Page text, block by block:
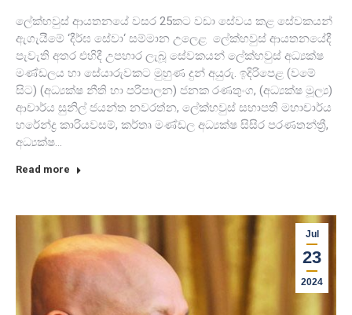
ලේක්හවුස් ආයතනයේ වසර 25කට වඩා සේවය කළ සේවකයන්
ඇගැයීමේ ‘දීර්ඝ සේවා‘ සම්මාන උලෙළ ලේක්හවුස් ආයතනයේදී
පැවැති අතර එහිදී උපහාර ලැබූ සේවකයන් ලේක්හවුස් අධ්‍යක්ෂ
මණ්ඩලය හා සේයාරුවකට මුහුණ දුන් අයුරු. ඉදිරිපෙළ (වමේ
සිට) (අධ්‍යක්ෂ නීති හා පරිපාලන) ජනක රණතුංග, (අධ්‍යක්ෂ මූල්‍ය)
ආචාර්ය සුනිල් ජයන්ත නවරත්න, ලේක්හවුස් සභාපති මහාචාර්ය
හරේන්ද්‍ර කාරියවසම්, කර්තෘ මණ්ඩල අධ්‍යක්ෂ සිසිර පරණතන්ත්‍රී,
අධ්‍යක්ෂ…
Read more
Jul
23
2024